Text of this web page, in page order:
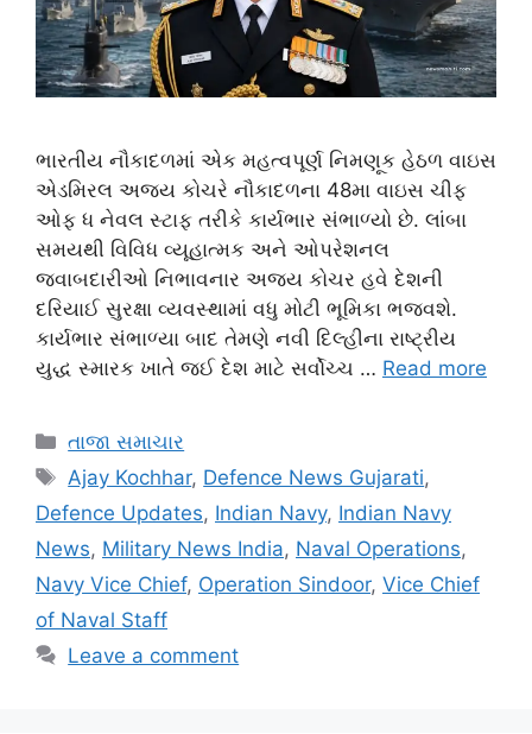
ભારતીય નૌકાદળમાં એક મહત્વપૂર્ણ નિમણૂક હેઠળ વાઇસ
એડમિરલ અજય કોચરે નૌકાદળના 48મા વાઇસ ચીફ
ઓફ ધ નેવલ સ્ટાફ તરીકે કાર્યભાર સંભાળ્યો છે. લાંબા
સમયથી વિવિધ વ્યૂહાત્મક અને ઓપરેશનલ
જવાબદારીઓ નિભાવનાર અજય કોચર હવે દેશની
દરિયાઈ સુરક્ષા વ્યવસ્થામાં વધુ મોટી ભૂમિકા ભજવશે.
કાર્યભાર સંભાળ્યા બાદ તેમણે નવી દિલ્હીના રાષ્ટ્રીય
યુદ્ધ સ્મારક ખાતે જઈ દેશ માટે સર્વોચ્ચ … Read more
Categories
તાજા સમાચાર
Tags
Ajay Kochhar, Defence News Gujarati,
Defence Updates, Indian Navy, Indian Navy
News, Military News India, Naval Operations,
Navy Vice Chief, Operation Sindoor, Vice Chief
of Naval Staff
Leave a comment